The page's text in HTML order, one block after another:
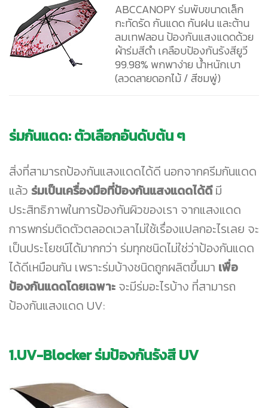
ABCCANOPY ร่มพับขนาดเล็ก
กะทัดรัด กันแดด กันฝน และต้าน
ลมเทฟลอน ป้องกันแสงแดดด้วย
ผ้าร่มสีดำ เคลือบป้องกันรังสียูวี
99.98% พกพาง่าย น้ำหนักเบา
(ลวดลายดอกไม้ / สีชมพู่)
ร่มกันแดด: ตัวเลือกอันดับต้น ๆ
สิ่งที่สามารถป้องกันแสงแดดได้ดี นอกจากครีมกันแดด
แล้ว ร่มเป็นเครื่องมือที่ป้องกันแสงแดดได้ดีมี
ประสิทธิภาพในการป้องกันผิวของเรา จากแสงแดด
การพกร่มติดตัวตลอดเวลาไม่ใช้เรื่องแปลกอะไรเลย จะ
เป็นประโยชน์ได้มากกว่า ร่มทุกชนิดไม่ใช่ว่าป้องกันแดด
ได้ดีเหมือนกัน เพราะร่มบ้างชนิดถูกผลิตขึ้นมา เพื่อ
ป้องกันแดดโดยเฉพาะ จะมีร่มอะไรบ้าง ที่สามารถ
ป้องกันแสงแดด UV:
1.UV-Blocker ร่มป้องกันรังสี UV